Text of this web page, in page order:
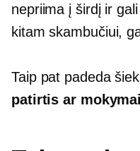
nepriima į širdį ir
kitam skambučiui,
Taip pat padeda
patirtis ar mokymai